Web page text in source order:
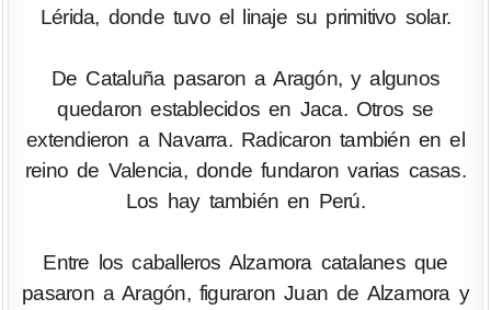
Lérida, donde tuvo el linaje su primitivo solar.
De Cataluña pasaron a Aragón, y algunos
quedaron establecidos en Jaca. Otros se
extendieron a Navarra. Radicaron también en el
reino de Valencia, donde fundaron varias casas.
Los hay también en Perú.
Entre los caballeros Alzamora catalanes que
pasaron a Aragón, figuraron Juan de Alzamora y